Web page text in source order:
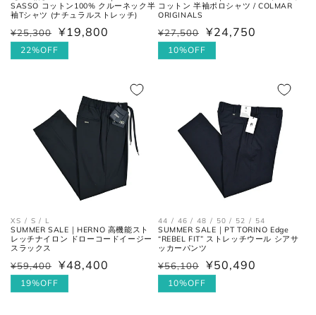
SASSO コットン100% クルーネック半
袖Tシャツ (ナチュラルストレッチ)
通
常
¥25,300
セ
ー
¥19,800
22%OFF
コットン 半袖ポロシャツ / COLMAR
ORIGINALS
通
常
¥27,500
セ
ー
¥24,750
10%OFF
XS / S / L
SUMMER SALE｜HERNO 高機能スト
レッチナイロン ドローコードイージー
スラックス
通
常
¥59,400
セ
ー
¥48,400
19%OFF
44 / 46 / 48 / 50 / 52 / 54
SUMMER SALE｜PT TORINO Edge
“REBEL FIT” ストレッチウール シアサ
ッカーパンツ
通
常
¥56,100
セ
ー
¥50,490
10%OFF
の最大幅。
ヒール
高さ
ヒールの上端と下端を結んだ長
お直しについてはこちらのページでご確認
ください。